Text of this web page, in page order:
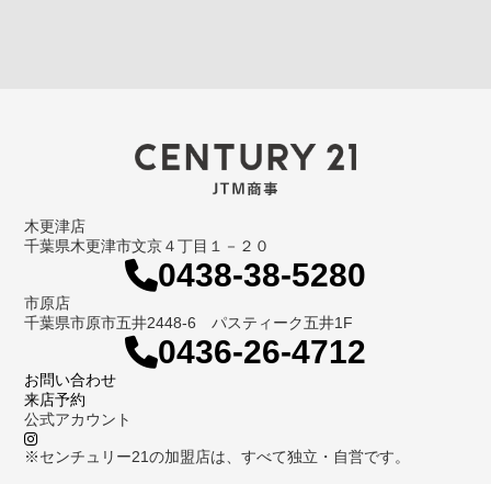
木更津店
千葉県木更津市文京４丁目１－２０
0438-38-5280
市原店
千葉県市原市五井2448-6 パスティーク五井1F
0436-26-4712
お問い合わせ
来店予約
公式アカウント
※センチュリー21の加盟店は、すべて独立・自営です。